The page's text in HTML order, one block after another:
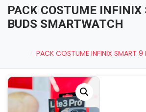
Voir Le Panier
PACK COSTUME INFINIX
BUDS SMARTWATCH
PACK COSTUME INFINIX SMART